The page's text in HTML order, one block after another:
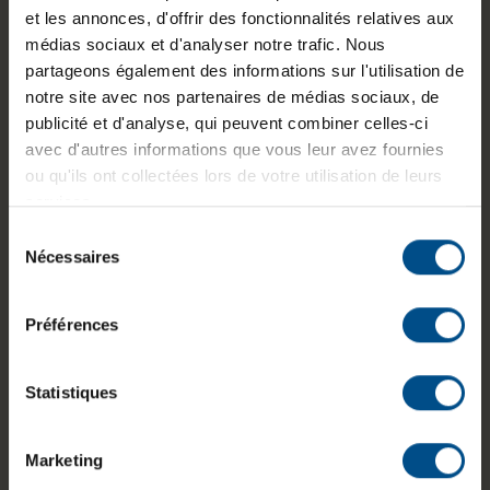
et les annonces, d'offrir des fonctionnalités relatives aux
médias sociaux et d'analyser notre trafic. Nous
partageons également des informations sur l'utilisation de
notre site avec nos partenaires de médias sociaux, de
publicité et d'analyse, qui peuvent combiner celles-ci
avec d'autres informations que vous leur avez fournies
ou qu'ils ont collectées lors de votre utilisation de leurs
services.
Nécessaires
Préférences
Statistiques
Marketing
environnements professionnels nécessitant
puissance et stabilité. Il est équipé d’un
processeur Intel Core i7 de 10e génération, de 16
Go de mémoire vive et d’un stockage SSD M.2
NVMe de 500 Go, offrant une exécution fluide
des applications courantes et avancées. Sa carte
graphique dédiée permet également de répondre
Tour
Mémoire
16 Go DDR4